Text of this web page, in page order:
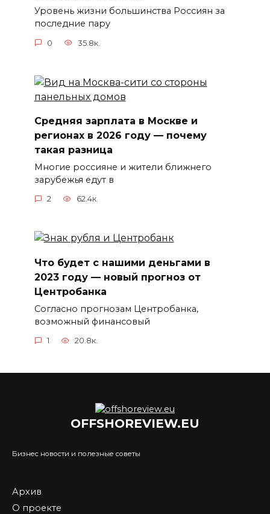
Уровень жизни большинства Россиян за
последние пару
0 35.8к.
Средняя зарплата в Москве и
регионах в 2026 году — почему
такая разница
Многие россияне и жители ближнего
зарубежья едут в
2 62.4к.
Что будет с нашими деньгами в
2023 году — новый прогноз от
Центробанка
Согласно прогнозам Центробанка,
возможный финансовый
1 20.8к.
OFFSHOREVIEW.EU
Бизнес новости и полезные советы
Архив
О проекте